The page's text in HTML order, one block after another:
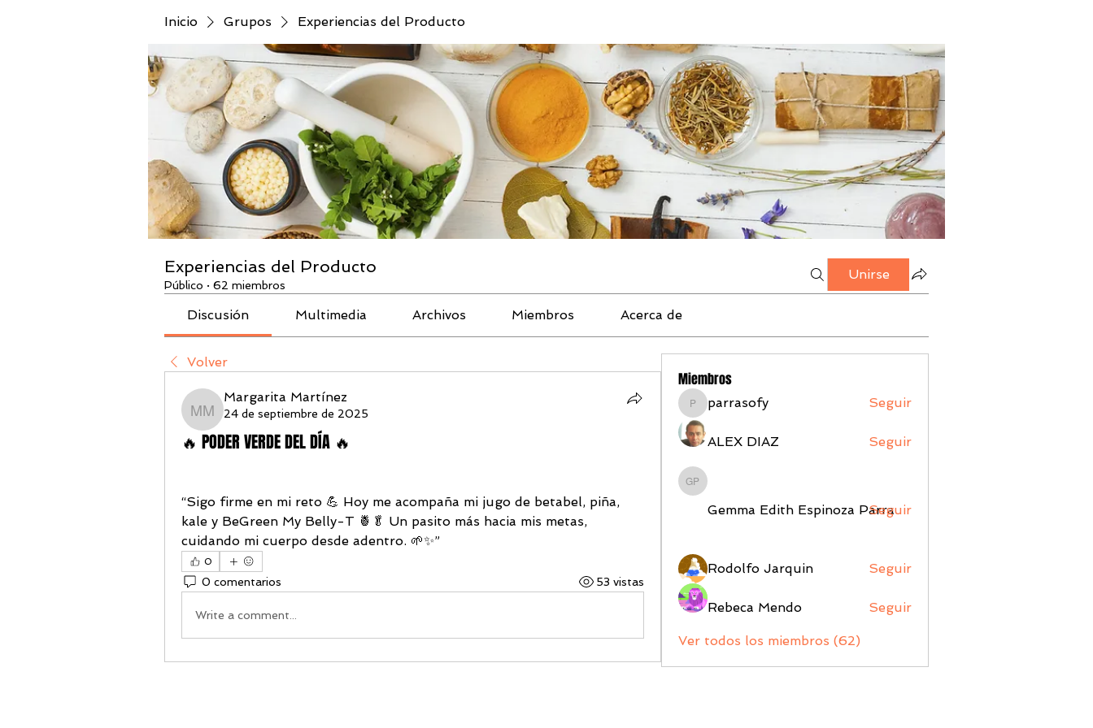
Inicio Grupos Experiencias del Producto
Experiencias del Producto
Público · 62 miembros
Unirse
Discusión Multimedia Archivos Miembros Acerca de
Volver
Margarita Martínez
Margarita Martínez
24 de septiembre de 2025
🔥 PODER VERDE DEL DÍA 🔥
“Sigo firme en mi reto 💪 Hoy me acompaña mi jugo de betabel, piña,
kale y BeGreen My Belly-T 🍍🥬 Un pasito más hacia mis metas,
cuidando mi cuerpo desde adentro. 🌱✨”
0
0 comentarios 53 vistas
Write a comment...
Miembros
parrasofy
parrasofy Seguir
ALEX DIAZ Seguir
Gemma Edith Espinoza Parra
Gemma Edith Espinoza Parra
Seguir
Rodolfo Jarquin Seguir
Rebeca Mendo Seguir
Ver todos los miembros (62)